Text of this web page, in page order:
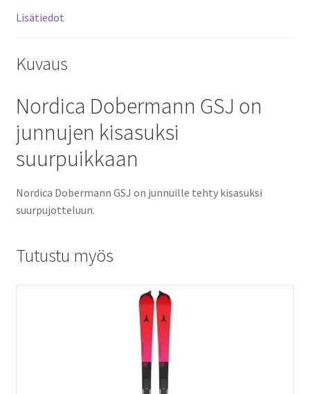
Lisätiedot
Kuvaus
Nordica Dobermann GSJ on
junnujen kisasuksi
suurpuikkaan
Nordica Dobermann GSJ on junnuille tehty kisasuksi
suurpujotteluun.
Tutustu myös